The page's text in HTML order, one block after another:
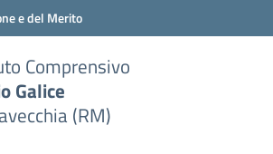
e del Merito
Comprensivo
Galice
(RM)